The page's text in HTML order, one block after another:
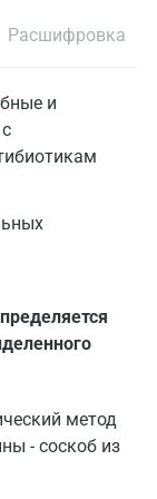
Расшифровка
и
метод
- соскоб из